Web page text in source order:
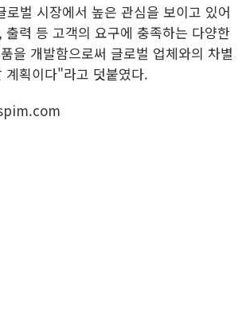
벌 시장에서 높은 관심을 보이고 있어
출력 등 고객의 요구에 충족하는 다양한
을 개발함으로써 글로벌 업체와의 차별
계획이다"라고 덧붙였다.